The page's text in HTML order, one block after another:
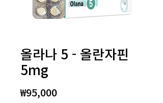
올라나 5 - 올란자핀
5mg
₩95,000가